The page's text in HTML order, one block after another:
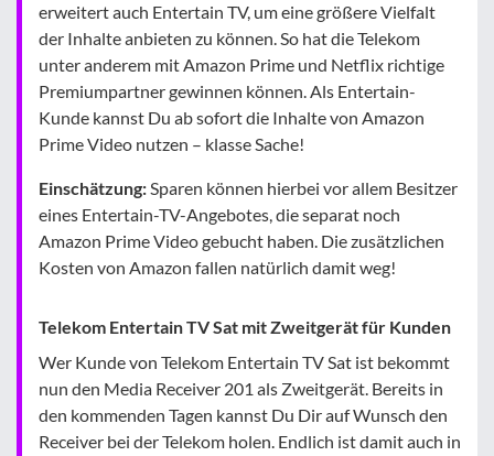
erweitert auch Entertain TV, um eine größere Vielfalt
der Inhalte anbieten zu können. So hat die Telekom
unter anderem mit Amazon Prime und Netflix richtige
Premiumpartner gewinnen können. Als Entertain-
Kunde kannst Du ab sofort die Inhalte von Amazon
Prime Video nutzen – klasse Sache!
Einschätzung:Sparen können hierbei vor allem Besitzer
eines Entertain-TV-Angebotes, die separat noch
Amazon Prime Video gebucht haben. Die zusätzlichen
Kosten von Amazon fallen natürlich damit weg!
Telekom Entertain TV Sat mit Zweitgerät für Kunden
Wer Kunde von Telekom Entertain TV Sat ist bekommt
nun den Media Receiver 201 als Zweitgerät. Bereits in
den kommenden Tagen kannst Du Dir auf Wunsch den
Receiver bei der Telekom holen. Endlich ist damit auch in